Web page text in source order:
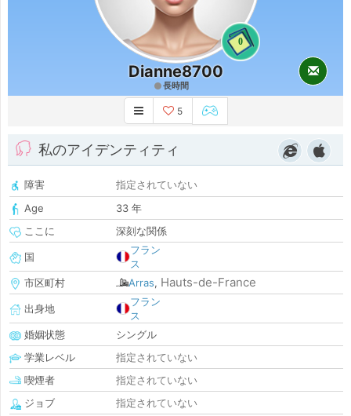
0
Dianne8700
長時間
5
私のアイデンティティ
障害
指定されていない
Age
33 年
ここに
深刻な関係
国
フラン
ス
市区町村
Arras, Hauts-de-France
出身地
フラン
ス
婚姻状態
シングル
学業レベル
指定されていない
喫煙者
指定されていない
ジョブ
指定されていない